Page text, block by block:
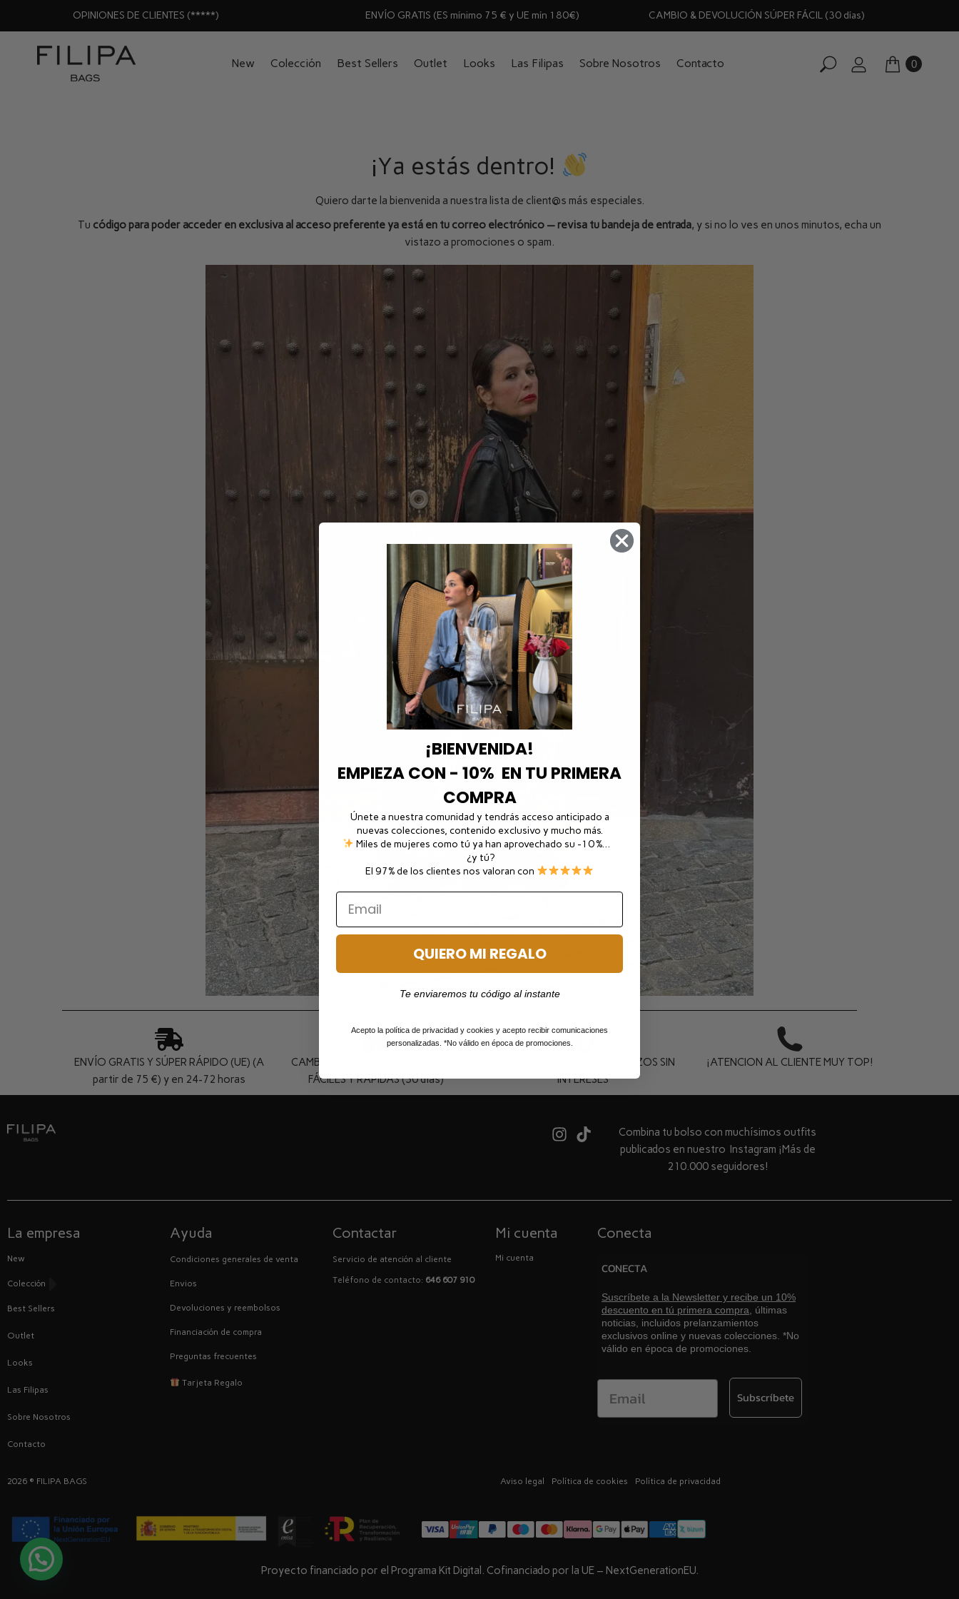
OPINIONES DE CLIENTES (*****) ENVÍO GRATIS (ES mínimo 75 € y UE mín 180€) CAMBIO & DEVOLUCIÓN SÚPER FÁCIL (30 días)
New Colección Best Sellers Outlet Looks Las Filipas Sobre Nosotros Contacto 0
¡Ya estás dentro!
Quiero darte la bienvenida a nuestra lista de client@s más especiales.
Tu código para poder acceder en exclusiva al acceso preferente ya está en tu correo electrónico — revisa tu bandeja de entrada, y si no lo ves en unos minutos, echa un
vistazo a promociones o spam.
ENVÍO GRATIS Y SÚPER RÁPIDO (UE) (A
partir de 75 €) y en 24-72 horas
CAMBIOS & DEVOLUCIONES SÚPER
FÁCILES Y RÁPIDAS (30 días)
PAGO 100% SEGURO Y A PLAZOS SIN
INTERESES
¡ATENCION AL CLIENTE MUY TOP!
Combina tu bolso con muchísimos outfits
publicados en nuestro Instagram ¡Más de
210.000 seguidores!
La empresa
New
Colección
Best Sellers
Outlet
Looks
Las Filipas
Sobre Nosotros
Contacto
Ayuda
Condiciones generales de venta
Envios
Devoluciones y reembolsos
Financiación de compra
Preguntas frecuentes
Tarjeta Regalo
Contactar
Servicio de atención al cliente
Teléfono de contacto: 646 607 910
Mi cuenta
Mi cuenta
Conecta
CONECTA
Suscríbete a la Newsletter y recibe un 10%
descuento en tú primera compra,
últimas
noticias, incluidos prelanzamientos
exclusivos online y nuevas colecciones. *No
válido en época de promociones.
Email Subscríbete
2026 ® FILIPA BAGS Aviso legal Política de cookies Política de privacidad
Proyecto financiado por el Programa Kit Digital. Cofinanciado por la UE – NextGenerationEU.
¡BIENVENIDA!
EMPIEZA CON - 10% EN TU PRIMERA
COMPRA
Únete a nuestra comunidad y tendrás acceso anticipado a
nuevas colecciones, contenido exclusivo y mucho más.
Miles de mujeres como tú ya han aprovechado su -10 %…
¿y tú?
El 97% de los clientes nos valoran con
QUIERO MI REGALO
Te enviaremos tu código al instante
Acepto la política de privacidad y cookies y acepto recibir comunicaciones
personalizadas. *No válido en época de promociones.